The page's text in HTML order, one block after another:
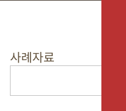
사례자료